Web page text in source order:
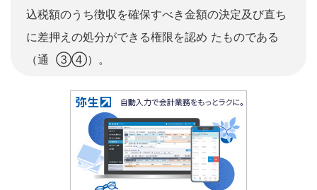
込税額のうち徴収を確保すべき金額の決定及び直ち
に差押えの処分ができる権限を認め たものである
（通 ③④）。